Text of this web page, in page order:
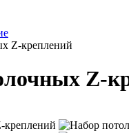
Z-креплений
Z-